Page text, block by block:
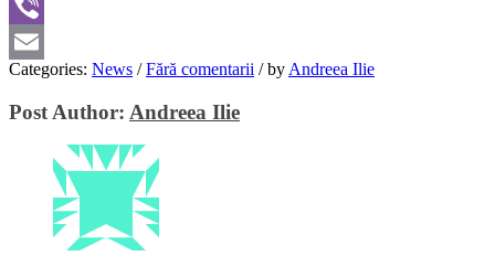
WhatsApp
Viber
Email
Categories: News / Fără comentarii /by Andreea Ilie
Post Author: Andreea Ilie